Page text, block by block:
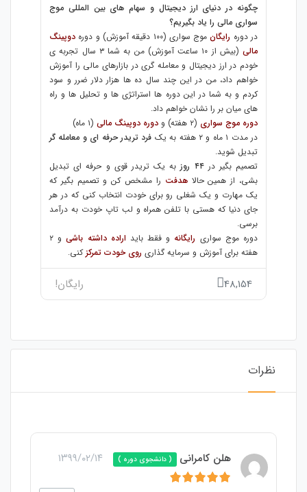
چگونه در دنیای ارز دیجیتال و سهام های بین المللی موج
سواری مالی را یاد بگیریم؟
در دوره رایگانموج سواری (۱۰۰ دقیقه آموزش) و دوره
دوپینگ
مالی
(بیش از ۱۰ ساعت آموزش) من به شما ۳ سال تجربه ی
خودم در ارز دیجیتال و معامله گری در بازارهای مالی را آموزش
خواهم داد، من در این چند سال ده ها هزار دلار ضرر و سود
کردم و به شما در این دوره ها استراتژی ها و تحلیل ها و راه
های میان بر را نشان خواهم داد.
دوره موج سواری (۲ هفته) و دوره دوپینگ مالی (۱ ماه)
در مدت ۱ ماه و ۲ هفته به یک
فرد تریدر حرفه ای و معامله گر
تبدیل شوید.
تصمیم بگیر در۴۴ روز
به یک تریدر قوی و حرفه ای تبدیل
بشی، از همین حالاهدفت را مشخص کن و تصمیم بگیر که
یک مهارت و یک شغلی رو برای خودت انتخاب کنی که در هر
جای دنیا که هستی با تلفن همراه و لب تاپ خودت به درآمد
برسی.
دوره موج سواری رایگانه و فقط باید اراده داشته باشی
و ۲
هفته برای آموزش و سرمایه گذاری روی خودت تمرکزکنی.
48,154 رایگان!
نظرات
هلن کامرانی ( دانشجوی دوره ) ۱۳۹۹/۰۲/۱۴